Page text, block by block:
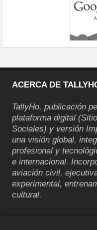
ACERCA DE
TallyHo, publicación
plataforma digital
Sociales) y versión
una visión global,
profesional y
e internacional.
aviación civil,
experimental,
cultural.